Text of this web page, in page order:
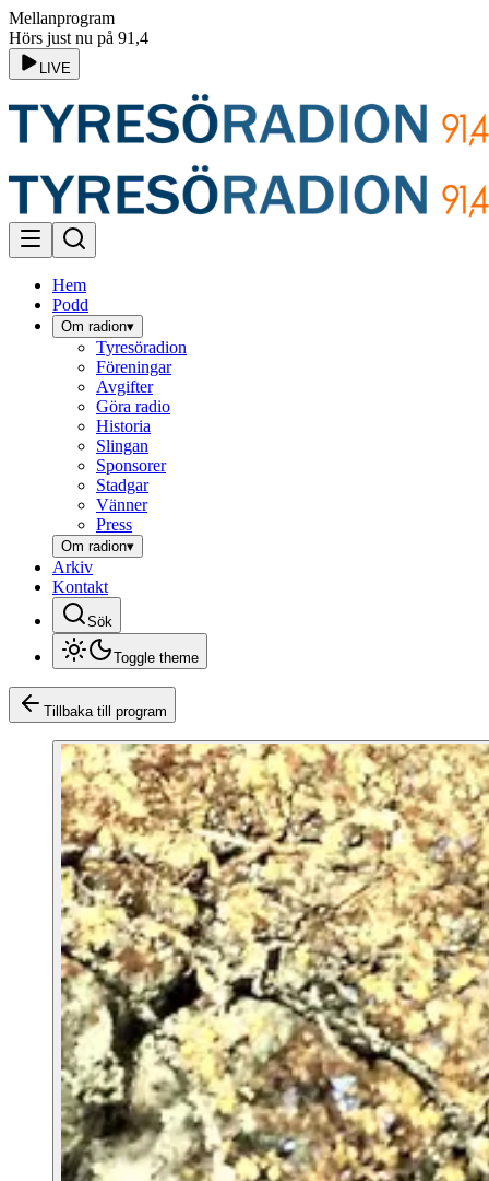
Mellanprogram
Hörs just nu på 91,4
LIVE
Hem
Podd
Om radion▾
Tyresöradion
Föreningar
Avgifter
Göra radio
Historia
Slingan
Sponsorer
Stadgar
Vänner
Press
Om radion▾
Arkiv
Kontakt
Sök
Toggle theme
Tillbaka till program